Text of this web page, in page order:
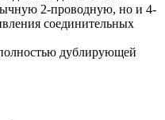
2-проводную, но и 4-
соединительных
дублирующей